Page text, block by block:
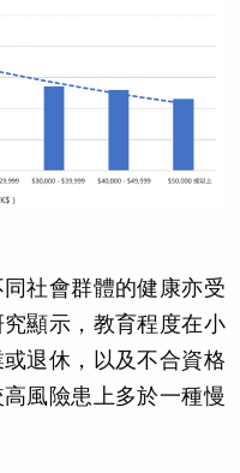
社會群體的健康亦受
顯示，教育程度在小
退休，以及不合資格
風險患上多於一種慢